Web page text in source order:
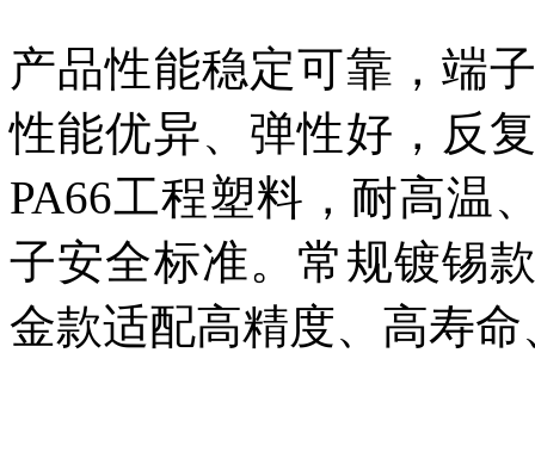
产品性能稳定可靠，端
性能优异、弹性好，反
PA66工程塑料，耐高温
子安全标准。常规镀锡
金款适配高精度、高寿